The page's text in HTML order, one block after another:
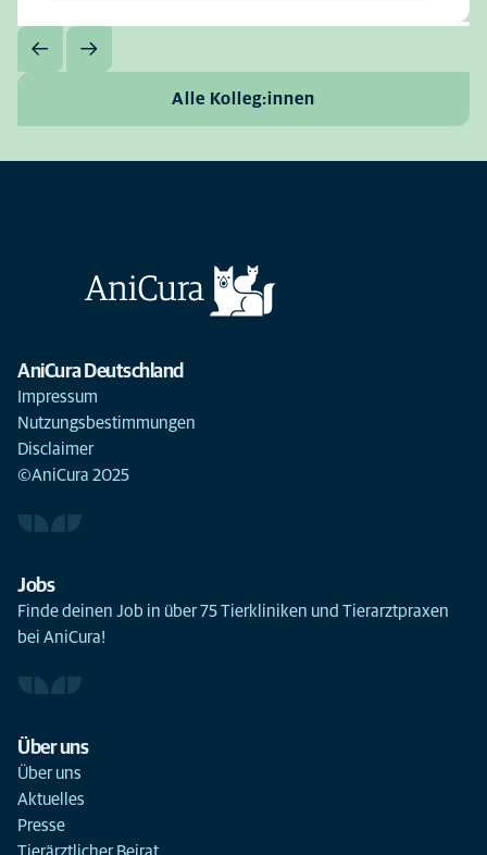
Alle Kolleg:innen
AniCura Deutschland
Impressum
Nutzungsbestimmungen
Disclaimer
©AniCura 2025
Jobs
Finde deinen Job in über 75 Tierkliniken und Tierarztpraxen
bei AniCura!
Über uns
Über uns
Aktuelles
Presse